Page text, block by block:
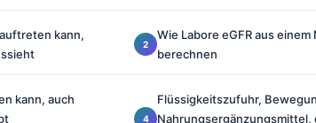
kann,
Wie Labore eGFR aus
berechnen
kann, auch
Flüssigkeitszufuhr,
Nahrungsergänzungsmittel,